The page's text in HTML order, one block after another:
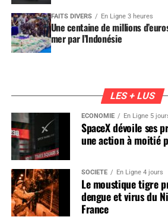
FAITS DIVERS En Ligne 3 heures
Une centaine de millions
mer par l’Indonésie
LES + LUS
ÉCONOMIE En Ligne 5
SpaceX dévoile ses
une action à moitié
SOCIÉTÉ En Ligne 4 jours
Le moustique tigre
dengue et virus du
France